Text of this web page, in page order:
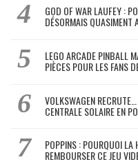
GOD OF WAR LAUFEY :
DÉSORMAIS QUASIMENT
LEGO ARCADE PINBALL
PIÈCES POUR LES FANS
VOLKSWAGEN
CENTRALE SOLAIRE EN
POPPINS : POURQUOI LA
REMBOURSER CE JEU